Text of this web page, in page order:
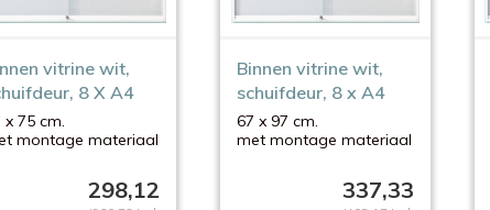
vitrine wit,
8 X A4
x 75 cm.
montage materiaal
298,12
Binnen vitrine wit,
schuifdeur, 8 x A4
67 x 97 cm.
met montage materiaal
337,33